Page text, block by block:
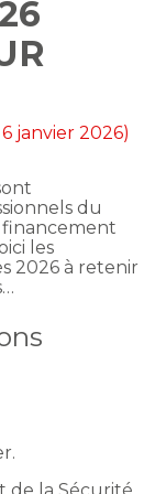
janvier 2026)
du
financement
les
2026 à retenir
de la Sécurité